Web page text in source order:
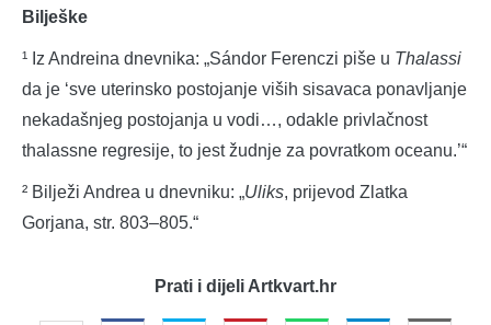
Bilješke
¹ Iz Andreina dnevnika: „Sándor Ferenczi piše u Thalassi
da je ‘sve uterinsko postojanje viših sisavaca ponavljanje
nekadašnjeg postojanja u vodi…, odakle privlačnost
thalassne regresije, to jest žudnje za povratkom oceanu.’“
² Bilježi Andrea u dnevniku: „Uliks, prijevod Zlatka
Gorjana, str. 803–805.“
Prati i dijeli Artkvart.hr